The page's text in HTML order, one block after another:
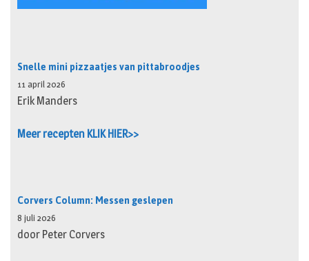
Snelle mini pizzaatjes van pittabroodjes
11 april 2026
Erik Manders
Meer recepten KLIK HIER>>
Corvers Column: Messen geslepen
8 juli 2026
door Peter Corvers